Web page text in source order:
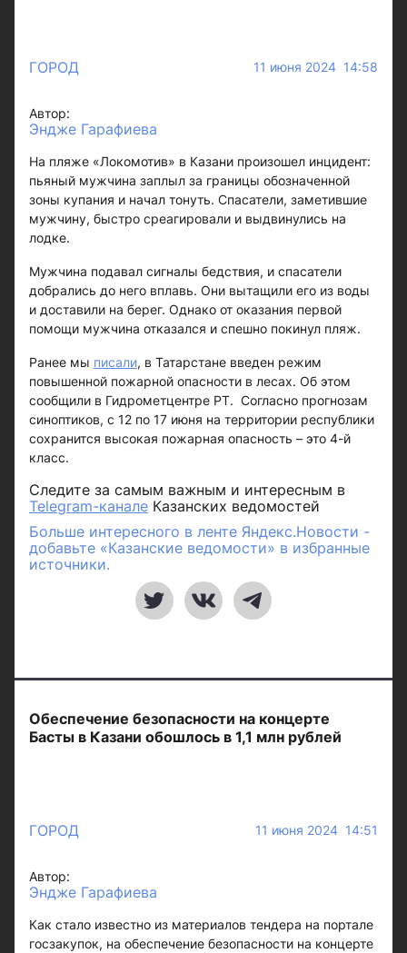
ГОРОД 11 июня 2024 14:58
Автор:
Эндже Гарафиева
На пляже «Локомотив» в Казани произошел инцидент:
пьяный мужчина заплыл за границы обозначенной
зоны купания и начал тонуть. Спасатели, заметившие
мужчину, быстро среагировали и выдвинулись на
лодке.
Мужчина подавал сигналы бедствия, и спасатели
добрались до него вплавь. Они вытащили его из воды
и доставили на берег. Однако от оказания первой
помощи мужчина отказался и спешно покинул пляж.
Ранее мы писали, в Татарстане введен режим
повышенной пожарной опасности в лесах. Об этом
сообщили в Гидрометцентре РТ. Согласно прогнозам
синоптиков, с 12 по 17 июня на территории республики
сохранится высокая пожарная опасность – это 4-й
класс.
Следите за самым важным и интересным в
Telegram-канале Казанских ведомостей
Больше интересного в ленте Яндекс.Новости -
добавьте «Казанские ведомости» в избранные
источники.
Обеспечение безопасности на концерте
Басты в Казани обошлось в 1,1 млн рублей
ГОРОД 11 июня 2024 14:51
Автор:
Эндже Гарафиева
Как стало известно из материалов тендера на портале
госзакупок, на обеспечение безопасности на концерте